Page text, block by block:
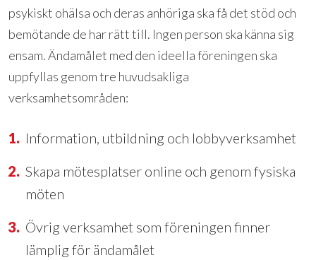
psykiskt ohälsa och deras anhöriga ska få det stöd och
bemötande de har rätt till. Ingen person ska känna sig
ensam. Ändamålet med den ideella föreningen ska
uppfyllas genom tre huvudsakliga
verksamhetsområden:
Information, utbildning och lobbyverksamhet
Skapa mötesplatser online och genom fysiska
möten
Övrig verksamhet som föreningen finner
lämplig för ändamålet